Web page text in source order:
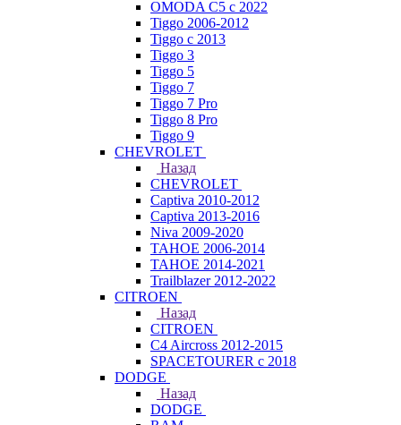
OMODA C5 с 2022
Tiggo 2006-2012
Tiggo с 2013
Tiggo 3
Tiggo 5
Tiggo 7
Tiggo 7 Pro
Tiggo 8 Pro
Tiggo 9
CHEVROLET
Назад
CHEVROLET
Captiva 2010-2012
Captiva 2013-2016
Niva 2009-2020
TAHOE 2006-2014
TAHOE 2014-2021
Trailblazer 2012-2022
CITROEN
Назад
CITROEN
C4 Aircross 2012-2015
SPACETOURER с 2018
DODGE
Назад
DODGE